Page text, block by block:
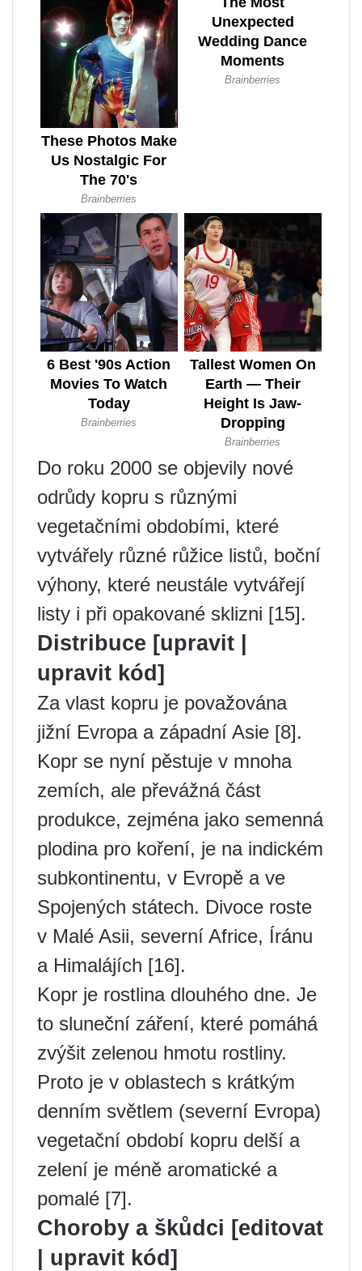
Do roku 2000 se objevily nové
odrůdy kopru s různými
vegetačními obdobími, které
vytvářely různé růžice listů, boční
výhony, které neustále vytvářejí
listy i při opakované sklizni [15].
Distribuce [upravit |
upravit kód]
Za vlast kopru je považována
jižní Evropa a západní Asie [8].
Kopr se nyní pěstuje v mnoha
zemích, ale převážná část
produkce, zejména jako semenná
plodina pro koření, je na indickém
subkontinentu, v Evropě a ve
Spojených státech. Divoce roste
v Malé Asii, severní Africe, Íránu
a Himalájích [16].
Kopr je rostlina dlouhého dne. Je
to sluneční záření, které pomáhá
zvýšit zelenou hmotu rostliny.
Proto je v oblastech s krátkým
denním světlem (severní Evropa)
vegetační období kopru delší a
zelení je méně aromatické a
pomalé [7].
Choroby a škůdci [editovat
| upravit kód]